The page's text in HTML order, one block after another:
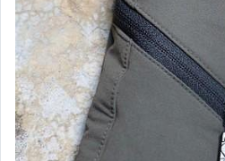
├ 男．女．雨 衣．雨 褲
└ 清 潔 劑．防 水 劑
┌ 特 惠 運 動 眼 鏡
├７２０armour